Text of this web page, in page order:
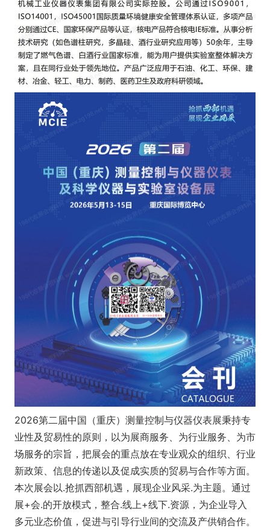
2026第二届中国（重庆）测量控制与仪器仪表展秉持专
业性及贸易性的原则，以为展商服务、为行业服务、为市
场服务的宗旨，把展会的重点放在专业观众的组织、行业
新政策、信息的传递以及促成实质的贸易与合作等方面。
本次展会以.抢抓西部机遇，展现企业风采.为主题。通过
展+会.的开放模式，整合.线上+线下.资源，为企业导入
多元业态价值，促进与引导行业间的交流及产供销合作。